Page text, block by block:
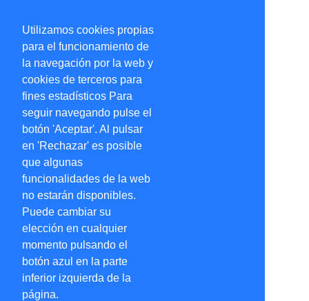
Utilizamos cookies propias
para el funcionamiento de
la navegación por la web y
cookies de terceros para
fines estadísticos Para
seguir navegando pulse el
botón 'Aceptar'. Al pulsar
en 'Rechazar' es posible
que algunas
funcionalidades de la web
no estarán disponibles.
Puede cambiar su
elección en cualquier
momento pulsando el
botón azul en la parte
inferior izquierda de la
página.